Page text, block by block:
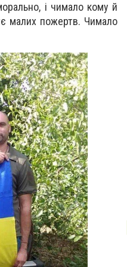
і чимало кому й
малих пожертв. Чимало